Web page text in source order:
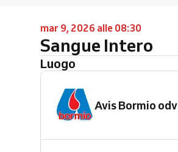
mar 9, 2026 alle 08:30
Sangue Intero
Luogo
Avis Bormio odv